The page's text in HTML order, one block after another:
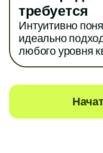
требуется
Интуитивно
идеально
любого уровня